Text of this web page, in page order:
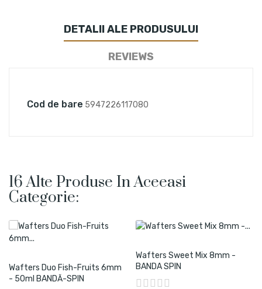
DETALII ALE PRODUSULUI
REVIEWS
Cod de bare 5947226117080
16 Alte Produse In Aceeasi
Categorie:
Wafters Duo Fish-Fruits 6mm
- 50ml BANDĂ-SPIN
Wafters Sweet Mix 8mm -
BANDA SPIN